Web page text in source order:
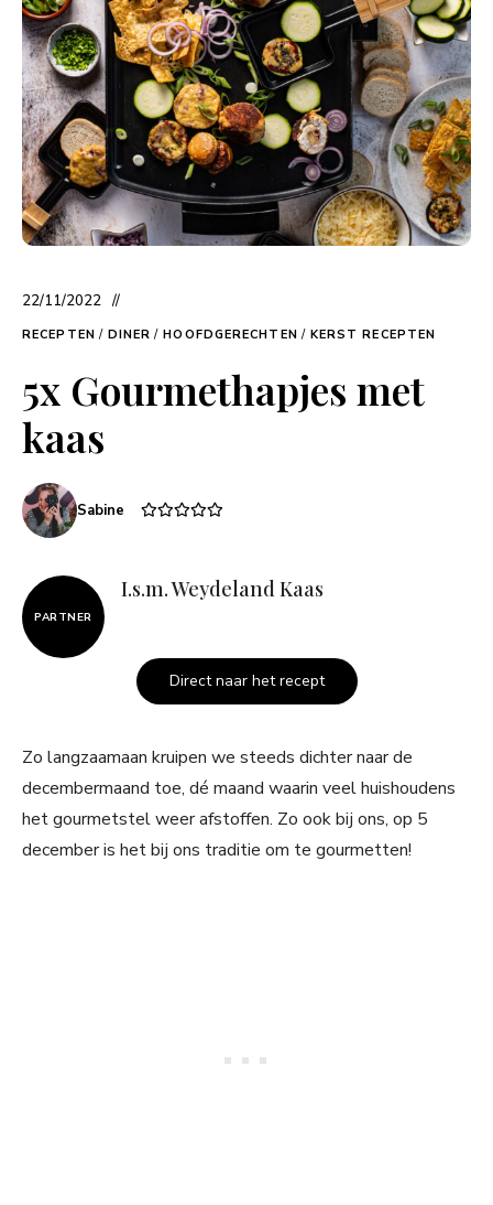
22/11/2022
RECEPTEN / DINER / HOOFDGERECHTEN / KERST RECEPTEN
5x Gourmethapjes met
kaas
Sabine
PARTNER
I.s.m. Weydeland Kaas
Direct naar het recept
Zo langzaamaan kruipen we steeds dichter naar de
decembermaand toe, dé maand waarin veel huishoudens
het gourmetstel weer afstoffen. Zo ook bij ons, op 5
december is het bij ons traditie om te gourmetten!